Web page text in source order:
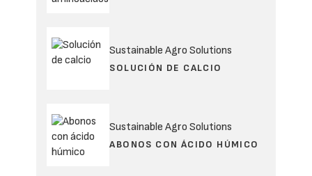
Sustainable Agro Solutions
SOLUCIÓN DE CALCIO
Sustainable Agro Solutions
ABONOS CON ÁCIDO HÚMICO